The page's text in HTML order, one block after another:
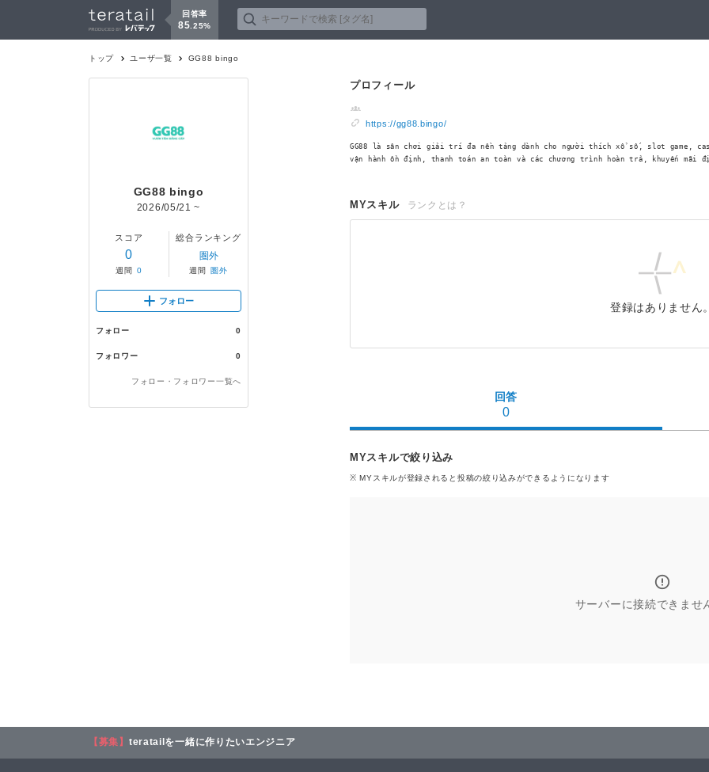
回答率
85 25%
トップ ユーザ一覧 GG88 bingo
GG88 bingo
2026/05/21 ~
スコア
0
週間 0
総合ランキング
圏外
週間 圏外
フォロー
フォロー 0
フォロワー 0
フォロー・フォロワー一覧へ
プロフィール
https://gg88.bingo/
GG88 là sân chơi giải trí đa nền tảng dành cho người thích xổ số, slot game,
vận hành ổn định, thanh toán an toàn và các chương trình hoàn trả, khuyến
MYスキル ランクとは？
登録はありません。
回答
0
MYスキルで絞り込み
※ MYスキルが登録される と投稿の絞り込みができるようになります
サーバーに接続できませ
【募集】 teratailを一緒に作りたいエンジニア